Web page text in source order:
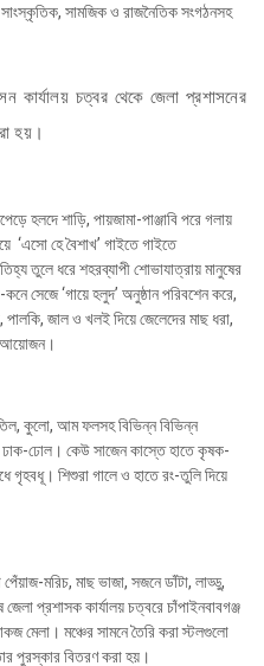
সাংস্কৃতিক, সামজিক ও রাজনৈতিক সংগঠনসহ
কার্যালয় চত্বর থেকে জেলা প্রশাসনের
হয়।
হলদে শাড়ি, পায়জামা-পাঞ্জাবি পরে গলায়
‘এসো হে বৈশাখ’ গাইতে গাইতে
তুলে ধরে শহরব্যাপী শোভাযাত্রায় মানুষের
সেজে ‘গায়ে হলুদ’ অনুষ্ঠান পরিবশেন করে,
জাল ও খলই দিয়ে জেলেদের মাছ ধরা,
আয়োজন।
কুলো, আম ফলসহ বিভিন্ন বিভিন্ন
ঢাক-ঢোল। কেউ সাজেন কাস্তে হাতে কৃষক-
গৃহবধূ। শিশুরা গালে ও হাতে রং-তুলি দিয়ে
মরিচ, মাছ ভাজা, সজনে ডাঁটা, লাড্ডু,
প্রশাসক কার্যালয় চত্বরে চাঁপাইনবাবগঞ্জ
মেলা। মঞ্চের সামনে তৈরি করা স্টলগুলো
পুরস্কার বিতরণ করা হয়।